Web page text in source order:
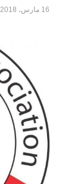
16 مارس، 2018